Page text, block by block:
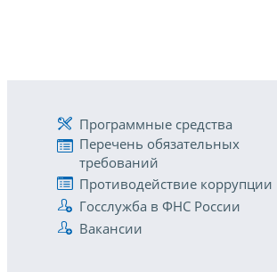
Программные средства
Перечень обязательных
требований
Противодействие коррупции
Госслужба в ФНС России
Вакансии